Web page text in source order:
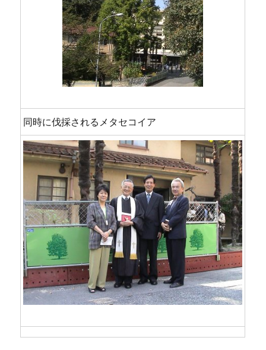
同時に伐採されるメタセコイア